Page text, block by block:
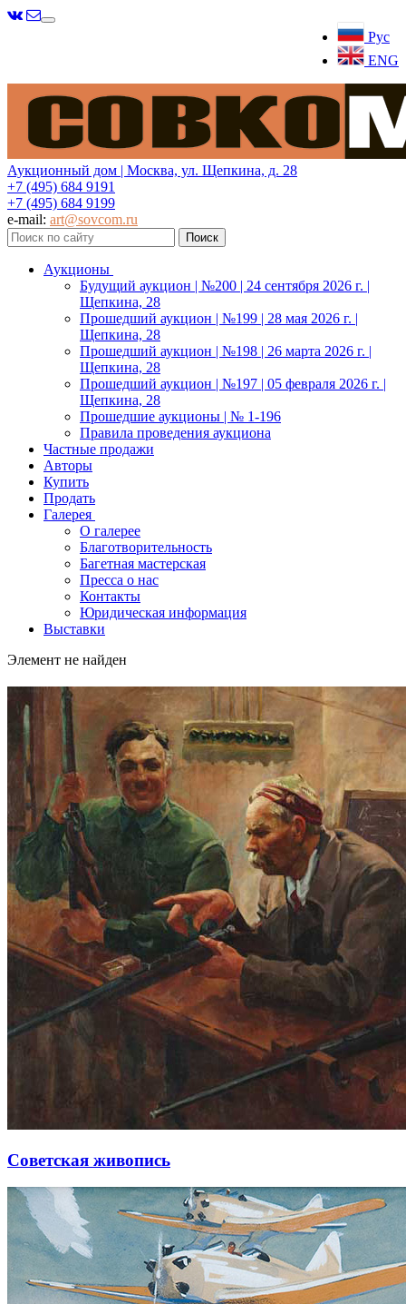
Рус
ENG
Меню
Аукционный дом | Москва, ул. Щепкина, д. 28
+7 (495) 684 9191
+7 (495) 684 9199
e-mail: art@sovcom.ru
Аукционы
Будущий аукцион | №200 | 24 сентября 2026 г. |
Щепкина, 28
Прошедший аукцион | №199 | 28 мая 2026 г. |
Щепкина, 28
Прошедший аукцион | №198 | 26 марта 2026 г. |
Щепкина, 28
Прошедший аукцион | №197 | 05 февраля 2026 г. |
Щепкина, 28
Прошедшие аукционы | № 1-196
Правила проведения аукциона
Частные продажи
Авторы
Купить
Продать
Галерея
О галерее
Благотворительность
Багетная мастерская
Пресса о нас
Контакты
Юридическая информация
Выставки
Элемент не найден
Советская живопись